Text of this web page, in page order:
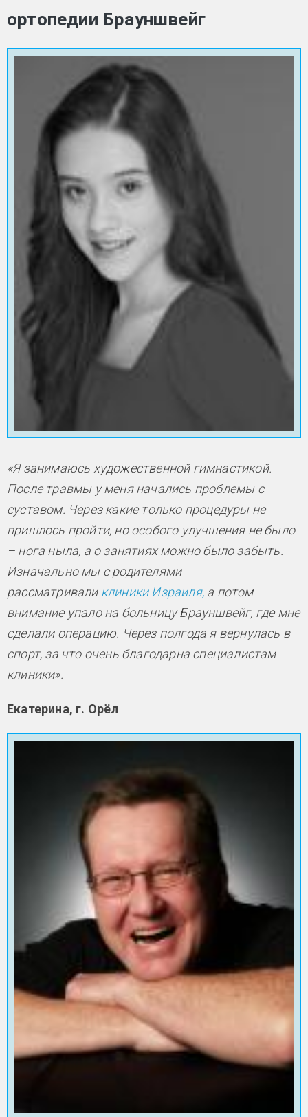
ортопедии Брауншвейг
«Я занимаюсь художественной гимнастикой.
После травмы у меня начались проблемы с
суставом. Через какие только процедуры не
пришлось пройти, но особого улучшения не было
– нога ныла, а о занятиях можно было забыть.
Изначально мы с родителями
рассматривали клиники Израиля, а потом
внимание упало на больницу Брауншвейг, где мне
сделали операцию. Через полгода я вернулась в
спорт, за что очень благодарна специалистам
клиники».
Екатерина, г. Орёл